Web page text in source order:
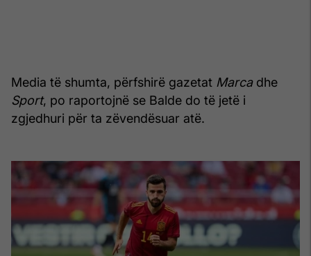
Media të shumta, përfshirë gazetat Marcadhe
Sport, po raportojnë se Balde do të jetë i
zgjedhuri për ta zëvendësuar atë.